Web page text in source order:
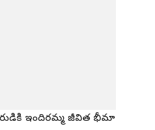
ఇందిరమ్మ జీవిత భీమా